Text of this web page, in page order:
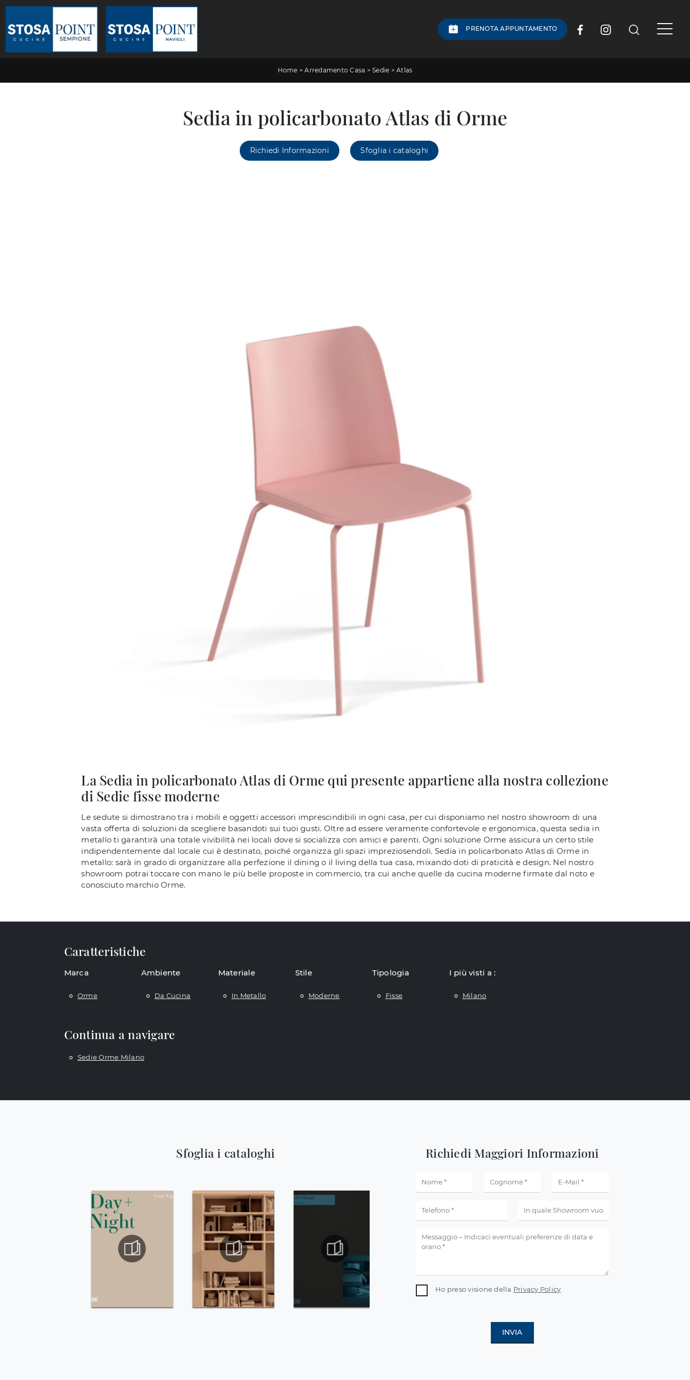
PRENOTA APPUNTAMENTO
Home >Arredamento Casa >Sedie >Atlas
Sedia in policarbonato Atlas di Orme
Richiedi Informazioni Sfoglia i cataloghi
La Sedia in policarbonato Atlas di Orme qui presente appartiene alla nostra collezione
di Sedie fisse moderne
Le sedute si dimostrano tra i mobili e oggetti accessori imprescindibili in ogni casa, per cui disponiamo nel nostro showroom di una
vasta offerta di soluzioni da scegliere basandoti sui tuoi gusti. Oltre ad essere veramente confortevole e ergonomica, questa sedia in
metallo ti garantirà una totale vivibilità nei locali dove si socializza con amici e parenti. Ogni soluzione Orme assicura un certo stile
indipendentemente dal locale cui è destinato, poiché organizza gli spazi impreziosendoli. Sedia in policarbonato Atlas di Orme in
metallo: sarà in grado di organizzare alla perfezione il dining o il living della tua casa, mixando doti di praticità e design. Nel nostro
showroom potrai toccare con mano le più belle proposte in commercio, tra cui anche quelle da cucina moderne firmate dal noto e
conosciuto marchio Orme.
Caratteristiche
Marca
Orme
Ambiente
Da Cucina
Materiale
In Metallo
Stile
Moderne
Tipologia
Fisse
I più visti a :
Milano
Continua a navigare
Sedie Orme Milano
Sfoglia i cataloghi Richiedi Maggiori Informazioni
Ho preso visione della Privacy Policy
INVIA